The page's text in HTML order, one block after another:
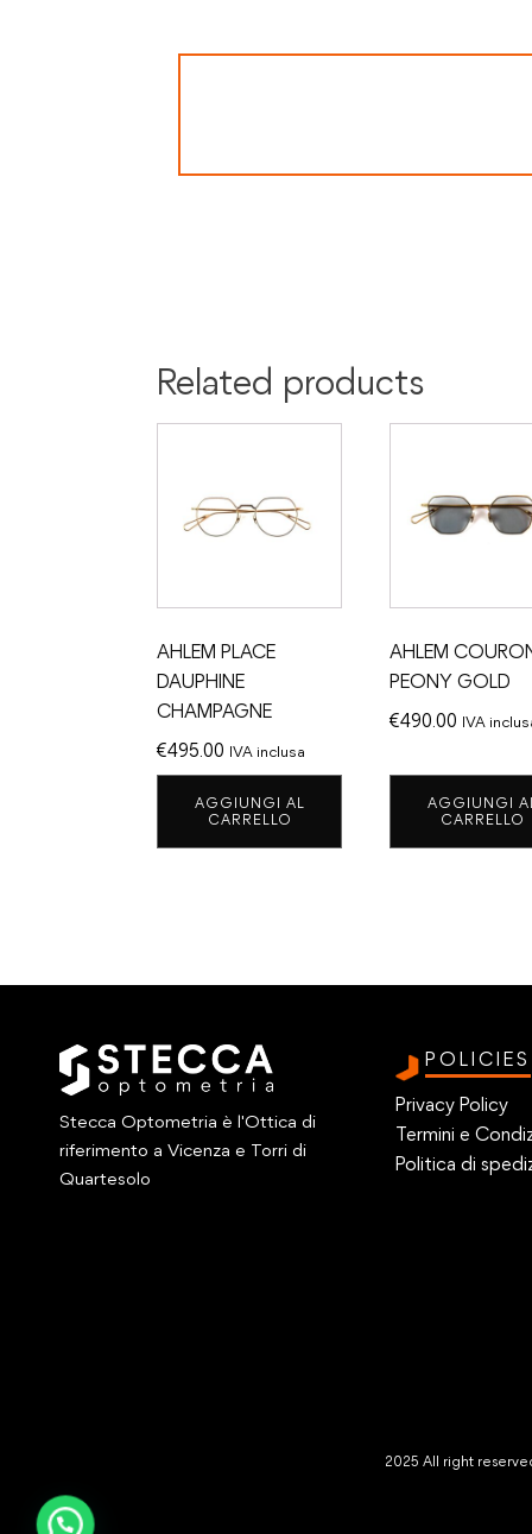
MISURE: A - CALIBRO 47mm | B - PONTE
Related products
AHLEM PLACE
DAUPHINE
CHAMPAGNE
€495.00 IVA inclusa
AGGIUNGI AL
CARRELLO
AHLEM
PEONY GOLD
€490.00 IVA
AGGIUNGI
CARRELLO
Stecca Optometria è l'Ottica di
riferimento a Vicenza e Torri di
Quartesolo
POLICIES
Privacy Policy
Termini e
Politica di
2025 All right